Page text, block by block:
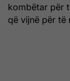
kombëtar për
që vijnë për të